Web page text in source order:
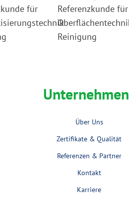
Unternehmen
Über Uns
Zertifikate & Qualität
Referenzen & Partner
Kontakt
Karriere